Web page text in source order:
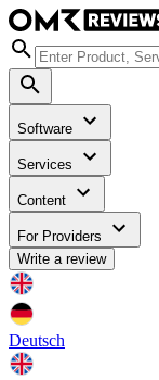
Software
Services
Content
For Providers
Write a review
Deutsch